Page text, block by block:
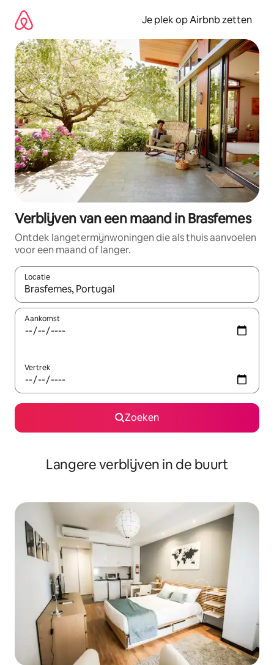
direct
naar
inhoud
Je plek op Airbnb zetten
Verblijven van een maand in Brasfemes
Ontdek langetermijnwoningen die als thuis aanvoelen
voor een maand of langer.
Locatie
Wanneer er resultaten beschikbaar zijn, maak je een keuze
Aankomst
Vertrek
Zoeken
Langere verblijven in de buurt